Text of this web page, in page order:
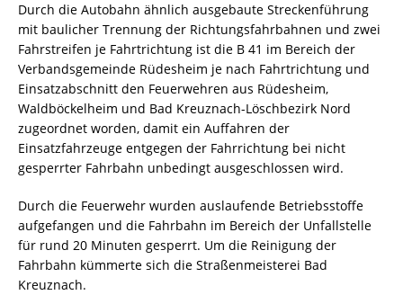
Durch die Autobahn ähnlich ausgebaute Streckenführung
mit baulicher Trennung der Richtungsfahrbahnen und zwei
Fahrstreifen je Fahrtrichtung ist die B 41 im Bereich der
Verbandsgemeinde Rüdesheim je nach Fahrtrichtung und
Einsatzabschnitt den Feuerwehren aus Rüdesheim,
Waldböckelheim und Bad Kreuznach-Löschbezirk Nord
zugeordnet worden, damit ein Auffahren der
Einsatzfahrzeuge entgegen der Fahrrichtung bei nicht
gesperrter Fahrbahn unbedingt ausgeschlossen wird.
Durch die Feuerwehr wurden auslaufende Betriebsstoffe
aufgefangen und die Fahrbahn im Bereich der Unfallstelle
für rund 20 Minuten gesperrt. Um die Reinigung der
Fahrbahn kümmerte sich die Straßenmeisterei Bad
Kreuznach.